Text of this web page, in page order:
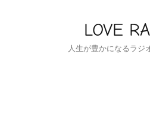
LOVE
人生が豊かになるラジ